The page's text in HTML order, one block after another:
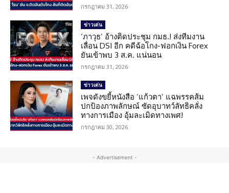
กรกฎาคม 31, 2026
ข่าวเด่น
‘ภาวุธ’ อ้างติดประชุม กมธ.! ส่งทีมงาน
เลื่อน DSI อีก คดีฉ้อโกง-ฟอกเงิน Forex
ยันเข้าพบ 3 ส.ค. แน่นอน
กรกฎาคม 31, 2026
ข่าวเด่น
เพจดังขยี้หนังสือ ‘แก้วตา’ แฉพรรคส้ม
ปกป้องภาพลักษณ์ ซัดอุบาทว์ลัทธิคลั่ง
ทางการเมือง อุ้มละเมิดทางเพศ!
กรกฎาคม 30, 2026
- Advertisement -